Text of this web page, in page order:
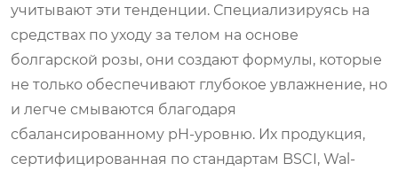
учитывают эти тенденции. Специализируясь на
средствах по уходу за телом на основе
болгарской розы, они создают формулы, которые
не только обеспечивают глубокое увлажнение, но
и легче смываются благодаря
сбалансированному pH-уровню. Их продукция,
сертифицированная по стандартам BSCI, Wal-